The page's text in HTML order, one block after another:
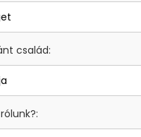
család: